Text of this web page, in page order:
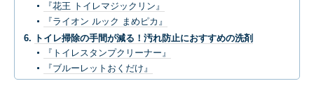
『花王 トイレマジックリン』
『ライオン ルック まめピカ』
トイレ掃除の手間が減る！汚れ防止におすすめの洗剤
『トイレスタンプクリーナー』
『ブルーレットおくだけ』